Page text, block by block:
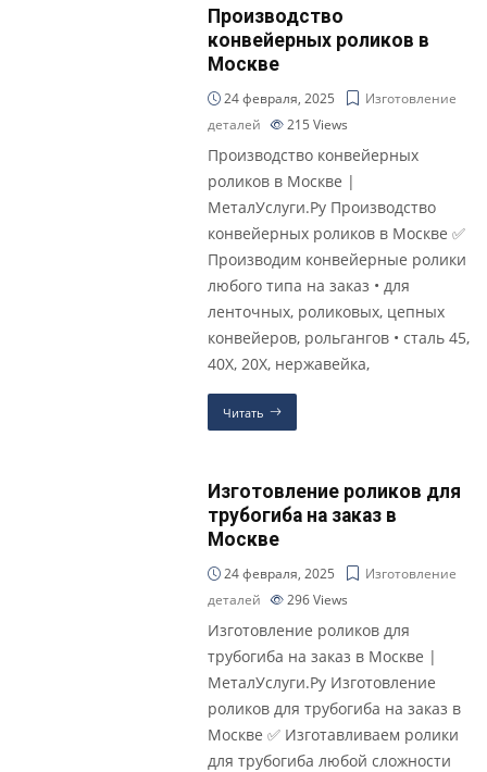
Производство
конвейерных роликов в
Москве
24 февраля, 2025
Изготовление
деталей
215Views
Производство конвейерных
роликов в Москве |
МеталУслуги.Ру Производство
конвейерных роликов в Москве ✅
Производим конвейерные ролики
любого типа на заказ • для
ленточных, роликовых, цепных
конвейеров, рольгангов • сталь 45,
40Х, 20Х, нержавейка,
Читать
Изготовление роликов для
трубогиба на заказ в
Москве
24 февраля, 2025
Изготовление
деталей
296Views
Изготовление роликов для
трубогиба на заказ в Москве |
МеталУслуги.Ру Изготовление
роликов для трубогиба на заказ в
Москве ✅ Изготавливаем ролики
для трубогиба любой сложности